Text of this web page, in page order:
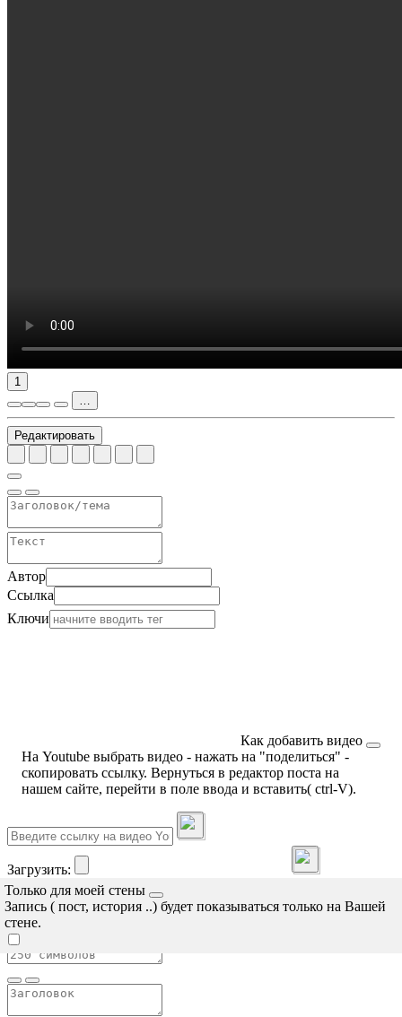
1
Редактировать
Автор
Ссылка
Ключи
Как добавить видео
На Youtube выбрать видео - нажать на "поделиться" -
скопировать ссылку. Вернуться в редактор поста на
нашем сайте, перейти в поле ввода и вставить( ctrl-V).
Загрузить:
Только для моей стены
Запись ( пост, история ..) будет показываться только на Вашей
стене.
Опубликовать
Закрыть
4:3